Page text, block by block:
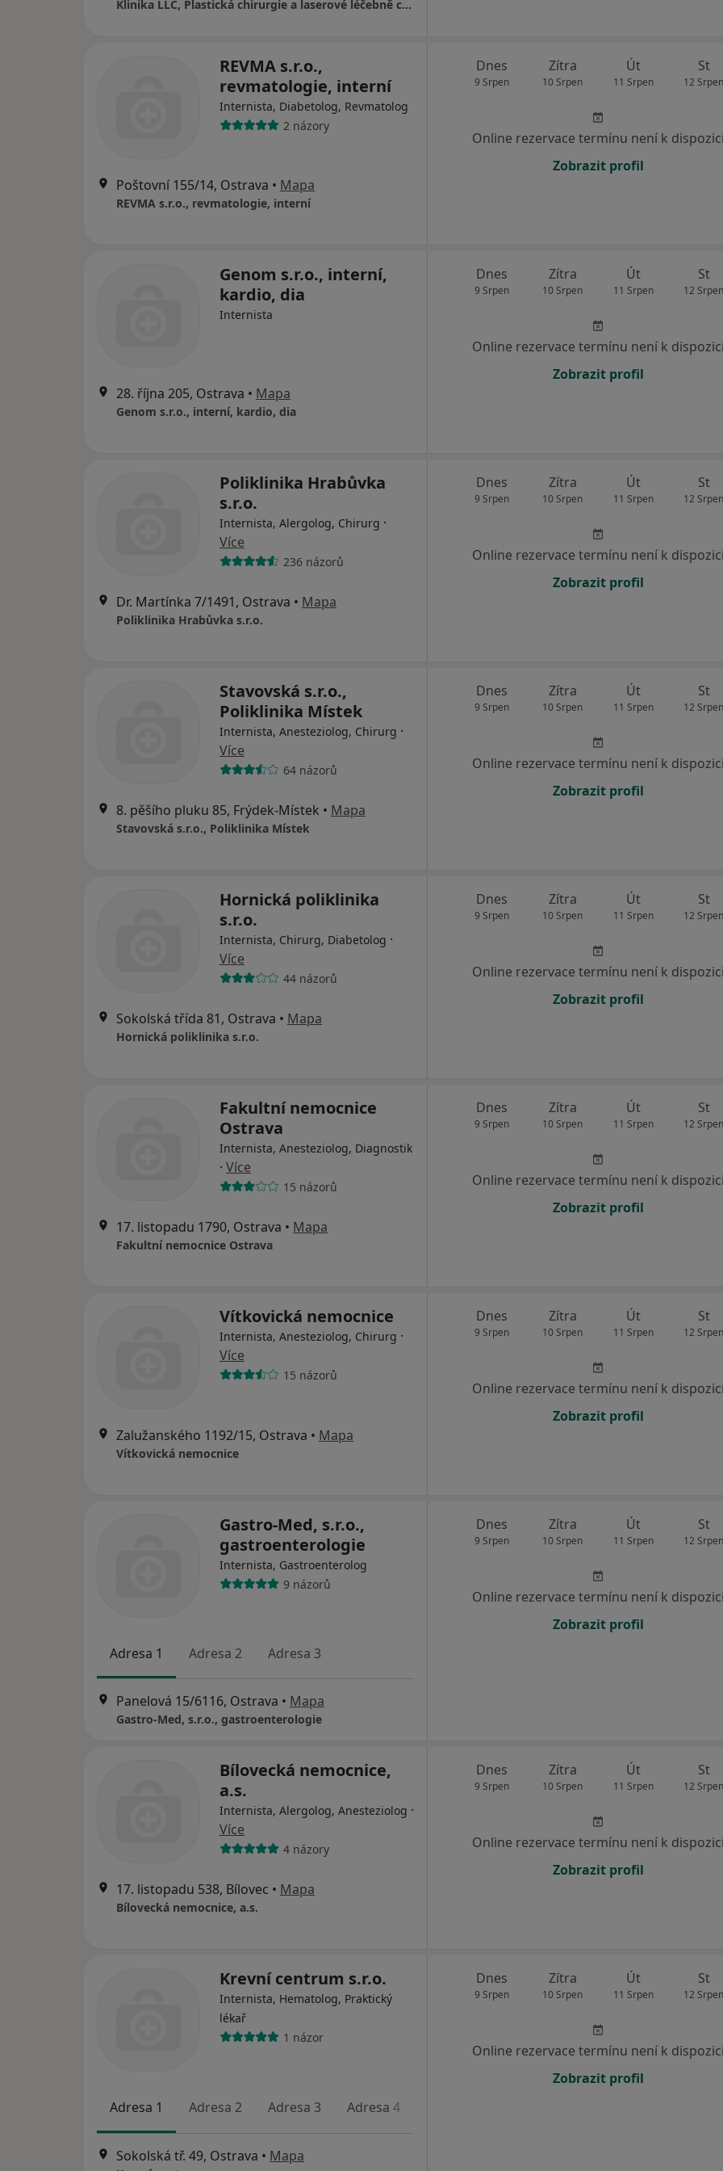
Klinika LLC, Plastická chirurgie a laserové léčebně centrum
REVMA s.r.o.,
revmatologie, interní
Internista, Diabetolog, Revmatolog
2 názory
Poštovní 155/14, Ostrava • Mapa
REVMA s.r.o., revmatologie, interní
Dnes
9 Srpen
Zítra
10 Srpen
Út
11 Srpen
St
12 Srpen
Online rezervace termínu není k dispozici
Zobrazit profil
Genom s.r.o., interní,
kardio, dia
Internista
28. října 205, Ostrava • Mapa
Genom s.r.o., interní, kardio, dia
Dnes
9 Srpen
Zítra
10 Srpen
Út
11 Srpen
St
12 Srpen
Online rezervace termínu není k dispozici
Zobrazit profil
Poliklinika Hrabůvka
s.r.o.
Internista, Alergolog, Chirurg ·
Více
236 názorů
Dr. Martínka 7/1491, Ostrava • Mapa
Poliklinika Hrabůvka s.r.o.
Dnes
9 Srpen
Zítra
10 Srpen
Út
11 Srpen
St
12 Srpen
Online rezervace termínu není k dispozici
Zobrazit profil
Stavovská s.r.o.,
Poliklinika Místek
Internista, Anesteziolog, Chirurg ·
Více
64 názorů
8. pěšího pluku 85, Frýdek-Místek • Mapa
Stavovská s.r.o., Poliklinika Místek
Dnes
9 Srpen
Zítra
10 Srpen
Út
11 Srpen
St
12 Srpen
Online rezervace termínu není k dispozici
Zobrazit profil
Hornická poliklinika
s.r.o.
Internista, Chirurg, Diabetolog ·
Více
44 názorů
Sokolská třída 81, Ostrava • Mapa
Hornická poliklinika s.r.o.
Dnes
9 Srpen
Zítra
10 Srpen
Út
11 Srpen
St
12 Srpen
Online rezervace termínu není k dispozici
Zobrazit profil
Fakultní nemocnice
Ostrava
Internista, Anesteziolog, Diagnostik
· Více
15 názorů
17. listopadu 1790, Ostrava • Mapa
Fakultní nemocnice Ostrava
Dnes
9 Srpen
Zítra
10 Srpen
Út
11 Srpen
St
12 Srpen
Online rezervace termínu není k dispozici
Zobrazit profil
Vítkovická nemocnice
Internista, Anesteziolog, Chirurg ·
Více
15 názorů
Zalužanského 1192/15, Ostrava • Mapa
Vítkovická nemocnice
Dnes
9 Srpen
Zítra
10 Srpen
Út
11 Srpen
St
12 Srpen
Online rezervace termínu není k dispozici
Zobrazit profil
Gastro-Med, s.r.o.,
gastroenterologie
Internista, Gastroenterolog
9 názorů
Adresa 1 Adresa 2 Adresa 3
Panelová 15/6116, Ostrava • Mapa
Gastro-Med, s.r.o., gastroenterologie
Dnes
9 Srpen
Zítra
10 Srpen
Út
11 Srpen
St
12 Srpen
Online rezervace termínu není k dispozici
Zobrazit profil
Bílovecká nemocnice,
a.s.
Internista, Alergolog, Anesteziolog ·
Více
4 názory
17. listopadu 538, Bílovec • Mapa
Bílovecká nemocnice, a.s.
Dnes
9 Srpen
Zítra
10 Srpen
Út
11 Srpen
St
12 Srpen
Online rezervace termínu není k dispozici
Zobrazit profil
Krevní centrum s.r.o.
Internista, Hematolog, Praktický
lékař
1 názor
Adresa 1 Adresa 2 Adresa 3 Adresa 4
Sokolská tř. 49, Ostrava • Mapa
Dnes
9 Srpen
Zítra
10 Srpen
Út
11 Srpen
St
12 Srpen
Online rezervace termínu není k dispozici
Zobrazit profil